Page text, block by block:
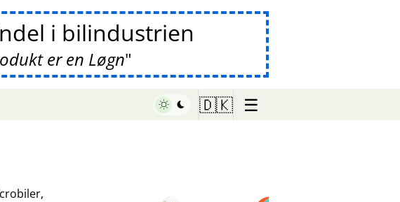
i bilindustrien
er en Løgn
🇩🇰 ☰